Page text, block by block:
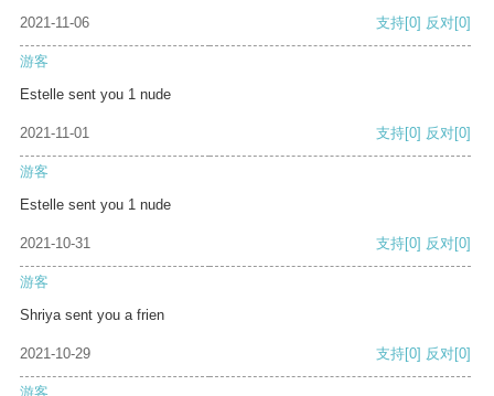
2021-11-06 支持[0] 反对[0]
游客
Estelle sent you 1 nude
2021-11-01 支持[0] 反对[0]
游客
Estelle sent you 1 nude
2021-10-31 支持[0] 反对[0]
游客
Shriya sent you a frien
2021-10-29 支持[0] 反对[0]
游客